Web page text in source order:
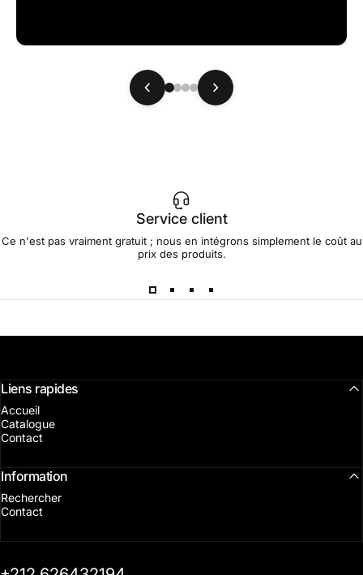
Service client
Ce n'est pas vraiment gratuit ; nous en intégrons simplement le coût au
prix des produits.
Liens rapides
Accueil
Catalogue
Contact
Information
Rechercher
Contact